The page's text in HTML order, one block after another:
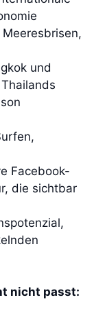
und
Facebook-
die sichtbar
nicht passt: